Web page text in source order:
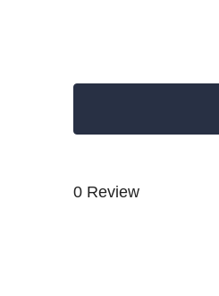
0 Review